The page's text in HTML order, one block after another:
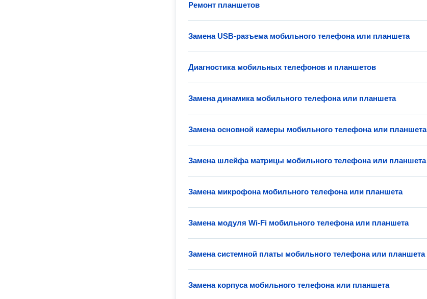
Ремонт планшетов
Замена USB-разъема мобильного телефона или планшета
Диагностика мобильных телефонов и планшетов
Замена динамика мобильного телефона или планшета
Замена основной камеры мобильного телефона или планшета
Замена шлейфа матрицы мобильного телефона или планшета
Замена микрофона мобильного телефона или планшета
Замена модуля Wi-Fi мобильного телефона или планшета
Замена системной платы мобильного телефона или планшета
Замена корпуса мобильного телефона или планшета